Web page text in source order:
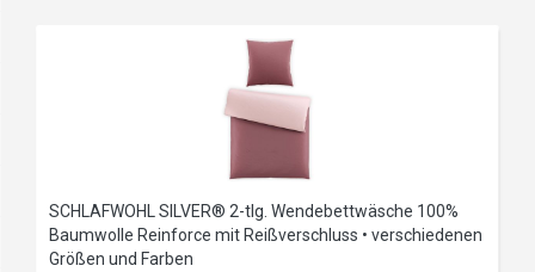
SCHLAFWOHL SILVER® 2-tlg. Wendebettwäsche 100%
Baumwolle Reinforce mit Reißverschluss • verschiedenen
Größen und Farben